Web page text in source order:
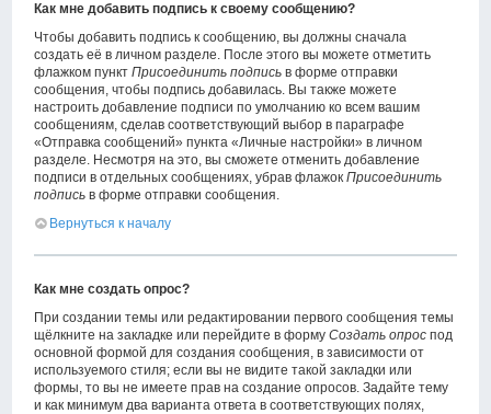
Как мне добавить подпись к своему сообщению?
Чтобы добавить подпись к сообщению, вы должны сначала
создать её в личном разделе. После этого вы можете отметить
флажком пунктПрисоединить подпись в форме отправки
сообщения, чтобы подпись добавилась. Вы также можете
настроить добавление подписи по умолчанию ко всем вашим
сообщениям, сделав соответствующий выбор в параграфе
«Отправка сообщений» пункта «Личные настройки» в личном
разделе. Несмотря на это, вы сможете отменить добавление
подписи в отдельных сообщениях, убрав флажокПрисоединить
подпись в форме отправки сообщения.
Вернуться к началу
Как мне создать опрос?
При создании темы или редактировании первого сообщения темы
щёлкните на закладке или перейдите в формуСоздать опрос под
основной формой для создания сообщения, в зависимости от
используемого стиля; если вы не видите такой закладки или
формы, то вы не имеете прав на создание опросов. Задайте тему
и как минимум два варианта ответа в соответствующих полях,